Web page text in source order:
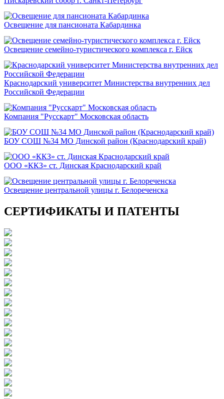
Освещение для пансионата Кабардинка
Освещение семейно-туристического комплекса г. Ейск
Краснодарский университет Министерства внутренних дел
Российской Федерации
Компания "Русскарт" Московская область
БОУ СОШ №34 МО Динской район (Краснодарский край)
ООО «ККЗ» ст. Динская Краснодарский край
Освещение центральной улицы г. Белореченска
СЕРТИФИКАТЫ И ПАТЕНТЫ